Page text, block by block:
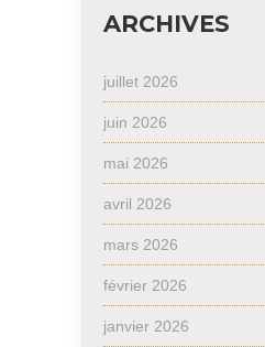
ARCHIVES
juillet 2026
juin 2026
mai 2026
avril 2026
mars 2026
février 2026
janvier 2026